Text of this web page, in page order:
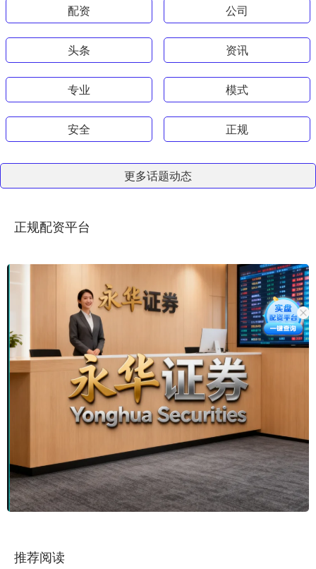
配资 公司
头条 资讯
专业 模式
安全 正规
更多话题动态
正规配资平台
推荐阅读